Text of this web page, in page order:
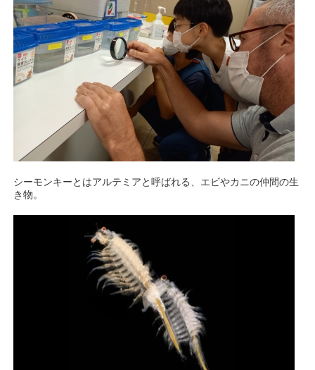
シーモンキーとはアルテミアと呼ばれる、エビやカニの仲間の生
き物。